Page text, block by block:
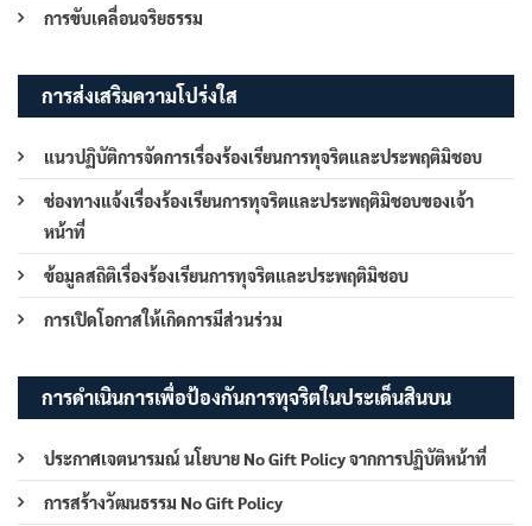
การขับเคลื่อนจริยธรรม
การส่งเสริมความโปร่งใส
แนวปฏิบัติการจัดการเรื่องร้องเรียนการทุจริตและประพฤติมิชอบ
ช่องทางแจ้งเรื่องร้องเรียนการทุจริตและประพฤติมิชอบของเจ้า
หน้าที่
ข้อมูลสถิติเรื่องร้องเรียนการทุจริตและประพฤติมิชอบ
การเปิดโอกาสให้เกิดการมีส่วนร่วม
การดำเนินการเพื่อป้องกันการทุจริตในประเด็นสินบน
ประกาศเจตนารมณ์ นโยบาย No Gift Policy จากการปฏิบัติหน้าที่
การสร้างวัฒนธรรม No Gift Policy